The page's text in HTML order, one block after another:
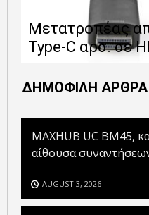
Μετατροπέας
Type-C αρσ. σε
ΔΗΜΟΦΙΛΗ ΑΡΘΡΑ
MAXHUB UC BM45,
αίθουσα
AUGUST 3, 2026